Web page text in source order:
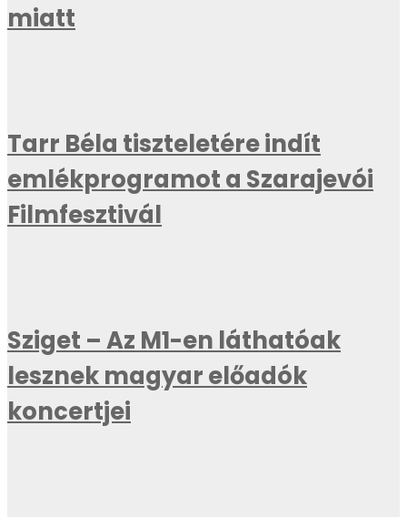
miatt
Tarr Béla tiszteletére indít
emlékprogramot a Szarajevói
Filmfesztivál
Sziget – Az M1-en láthatóak
lesznek magyar előadók
koncertjei